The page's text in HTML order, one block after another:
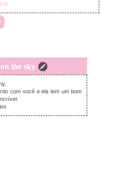
the sky
segunda-feira, maio 27, 2019
com você e ela tem um bom